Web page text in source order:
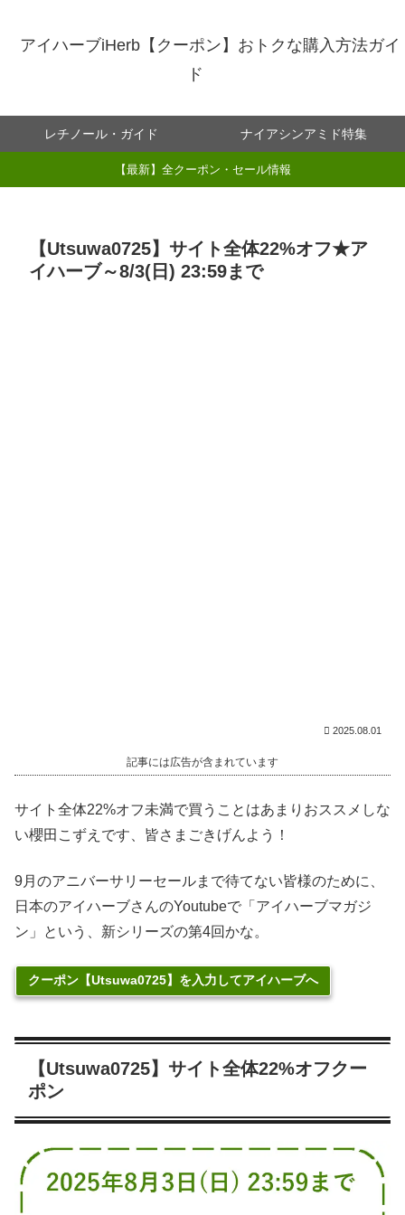
アイハーブiHerb【クーポン】おトクな購入方法ガイ
ド
レチノール・ガイド ナイアシンアミド特集
【最新】全クーポン・セール情報
【Utsuwa0725】サイト全体22%オフ★ア
イハーブ～8/3(日) 23:59まで
2025.08.01
記事には広告が含まれています
サイト全体22%オフ未満で買うことはあまりおススメしな
い櫻田こずえです、皆さまごきげんよう！
9月のアニバーサリーセールまで待てない皆様のために、
日本のアイハーブさんのYoutubeで「アイハーブマガジ
ン」という、新シリーズの第4回かな。
クーポン【Utsuwa0725】を入力してアイハーブへ
【Utsuwa0725】サイト全体22%オフクー
ポン